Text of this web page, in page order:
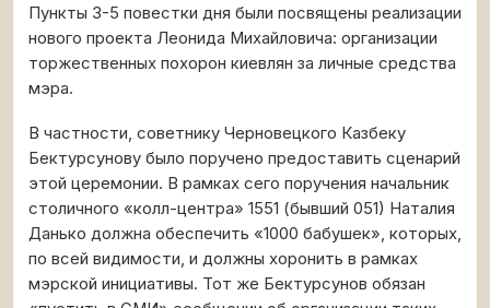
Пункты 3-5 повестки дня были посвящены реализации
нового проекта Леонида Михайловича: организации
торжественных похорон киевлян за личные средства
мэра.
В частности, советнику Черновецкого Казбеку
Бектурсунову было поручено предоставить сценарий
этой церемонии. В рамках сего поручения начальник
столичного «колл-центра» 1551 (бывший 051) Наталия
Данько должна обеспечить «1000 бабушек», которых,
по всей видимости, и должны хоронить в рамках
мэрской инициативы. Тот же Бектурсунов обязан